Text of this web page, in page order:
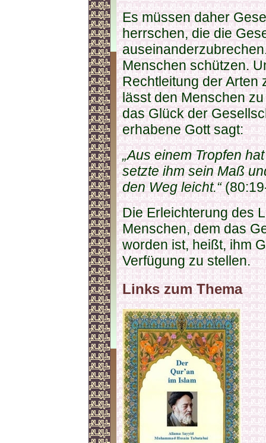
Es müssen daher
herrschen, die die
Menschen schützen.
Rechtleitung der Arten
lässt den Menschen
das Glück der
erhabene Gott sagt:
„Aus einem Tropfen
setzte ihm sein Maß
den Weg leicht.“
Die Erleichterung des
Menschen, dem das
worden ist, heißt, ihm
Verfügung zu stellen.
Links zum Thema